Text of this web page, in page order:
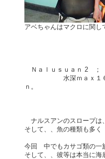
アベちゃんはマクロに関
Ｎａｌｕｓｕａｎ 2 ；
水深ｍａｘ１６ｍ、
ｎ。
ナルスアンのスロープは
そして、、魚の種類も多
今回 中でもカサゴ類の一
そして、、彼等は本当に